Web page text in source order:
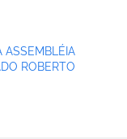
ASSEMBLÉIA
ROBERTO